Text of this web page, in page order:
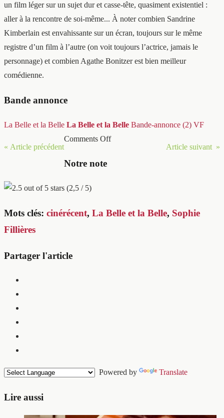
un film léger sur un sujet dur et casse-tête, quasiment existentiel :
aller à la rencontre de soi-même... À noter combien Sandrine
Kimberlain est envahissante sur un écran, toujours sur le même
registre d’un film à l’autre (on voit toujours l’actrice, jamais le
personnage) et combien Agathe Bonitzer est bien meilleur
comédienne.
Bande annonce
La Belle et la Belle La Belle et la Belle Bande-annonce (2) VF
« Article précédent Article suivant »
Comments Off
Notre note
(2,5 / 5)
Mots clés: cinérécent, La Belle et la Belle, Sophie
Fillières
Partager l'article
Powered by Translate
Lire aussi